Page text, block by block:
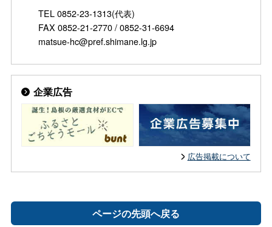
TEL 0852-23-1313(代表)
FAX 0852-21-2770 / 0852-31-6694
matsue-hc@pref.shimane.lg.jp
企業広告
広告掲載について
ページの先頭へ戻る